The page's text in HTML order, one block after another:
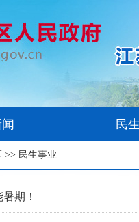
民
>> 民生事业
期！